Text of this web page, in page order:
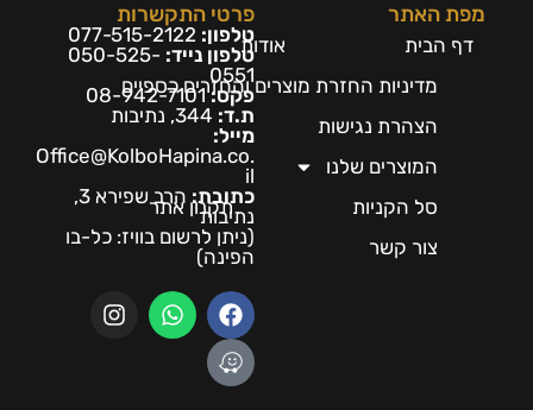
מפת האתר
דף הבית
אודות
מדיניות החזרת מוצרים והחזרים כספיים
הצהרת נגישות
המוצרים שלנו
סל הקניות
תקנון אתר
צור קשר
פרטי התקשרות
טלפון: 077-515-2122
טלפון נייד: 050-525-
0551
פקס:08-942-7101
ת.ד:
מייל:
Office@KolboHapina.co.
il
כתובת:
הרב שפירא 3,
נתיבות
(ניתן לרשום בוויז: כל-בו
הפינה)